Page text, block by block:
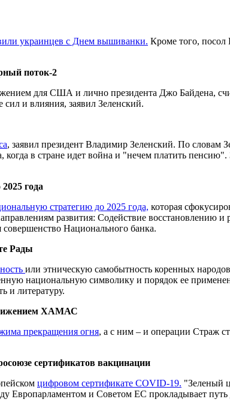
украинцев с Днем вышиванки. Кроме того,
поток-2
для США и лично президента Джо Байдена,
и влияния, заявил Зеленский.
, заявил президент Владимир Зеленский. По словам
когда в стране идет война и "нечем платить
года
стратегию до 2025 года, которая
развития: Содействие
Национального банка.
Рады
или этническую самобытность коренных
национальную символику и порядок ее
и литературу.
ХАМАС
прекращения огня, а с ним – и операции Страж
сертификатов вакцинации
цифровом сертификате COVID-19. "Зеленый
Европарламентом и Советом ЕС прокладывает путь